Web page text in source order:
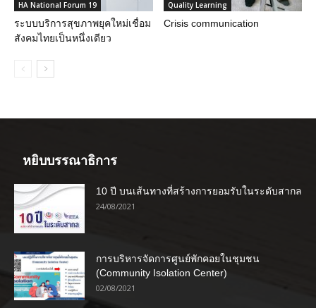
HA National Forum 19
ระบบบริการสุขภาพยุคใหม่เชื่อม
สังคมไทยเป็นหนึ่งเดียว
Quality Learning
Crisis communication
หยิบบรรณาธิการ
10 ปี บนเส้นทางที่สร้างการยอมรับในระดับสากล
24/08/2021
การบริหารจัดการศูนย์พักคอยในชุมชน
(Community Isolation Center)
02/08/2021